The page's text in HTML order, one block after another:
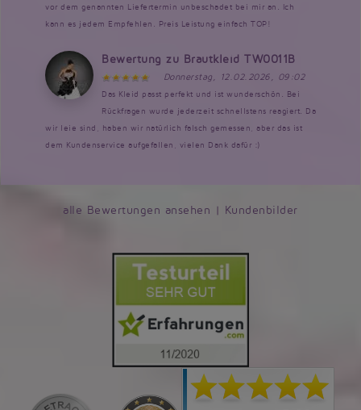
vor dem genannten Liefertermin unbeschadet bei mir an. Ich
kann es jedem Empfehlen. Preis Leistung einfach TOP!
Bewertung zu Brautkleid TW0011B
Donnerstag, 12.02.2026, 09:02
Das Kleid passt perfekt und ist wunderschön. Bei
Rückfragen wurde jederzeit schnellstens reagiert. Da
wir leie sind, haben wir natürlich falsch gemessen, aber das ist
dem Kundenservice aufgefallen, vielen Dank dafür :)
alle Bewertungen ansehen | Kundenbilder